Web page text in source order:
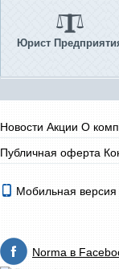
Юрист
Новости Акции О
Публичная оферта
Мобильная версия
Norma в